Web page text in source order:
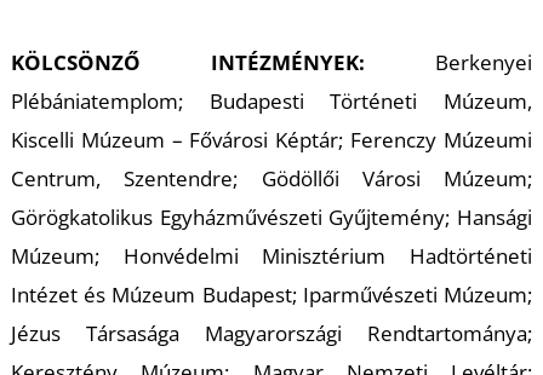
KÖLCSÖNZŐ INTÉZMÉNYEK:
Berkenyei
Plébániatemplom; Budapesti Történeti Múzeum,
Kiscelli Múzeum – Fővárosi Képtár; Ferenczy Múzeumi
Centrum, Szentendre; Gödöllői Városi Múzeum;
Görögkatolikus Egyházművészeti Gyűjtemény; Hansági
Múzeum; Honvédelmi Minisztérium Hadtörténeti
Intézet és Múzeum Budapest; Iparművészeti Múzeum;
Jézus Társasága Magyarországi Rendtartománya;